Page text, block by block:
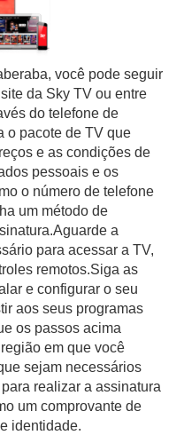
você pode seguir
da Sky TV ou entre
do telefone de
o pacote de TV que
e as condições de
pessoais e os
o número de telefone
um método de
a
para acessar a TV,
remotos.Siga as
e configurar o seu
aos seus programas
os passos acima
em que você
sejam necessários
realizar a assinatura
um comprovante de
identidade.